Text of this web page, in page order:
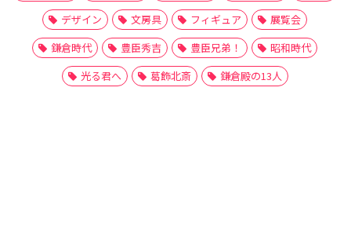
デザイン
文房具 フィギュア
展覧会
鎌倉時代
豊臣秀吉 豊臣兄弟！
昭和時代
光る君へ
葛飾北斎 鎌倉殿の13人